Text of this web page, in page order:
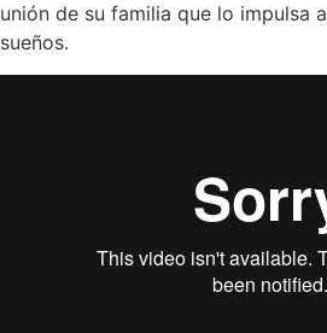
unión de su familia que lo impulsa
sueños.